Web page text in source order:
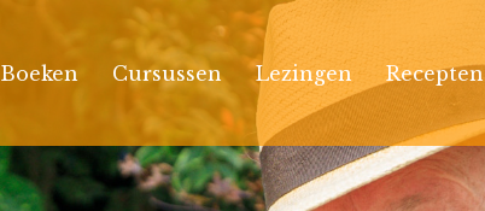
Boeken Cursussen Lezingen Recepten